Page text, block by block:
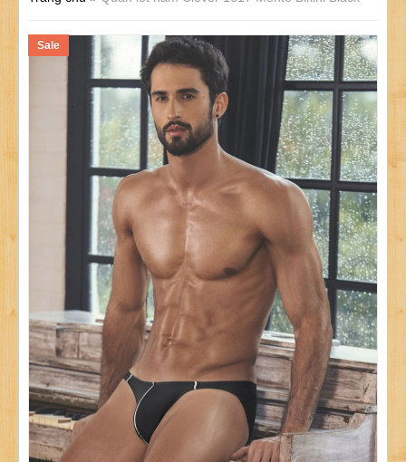
ÁO LÓT NAM
ĐỒ LÓT NỮ
ĐỒ LÓT TRẺ EM
SẢN PHẨM KHÁC
KHUYẾN MÃI
Sale